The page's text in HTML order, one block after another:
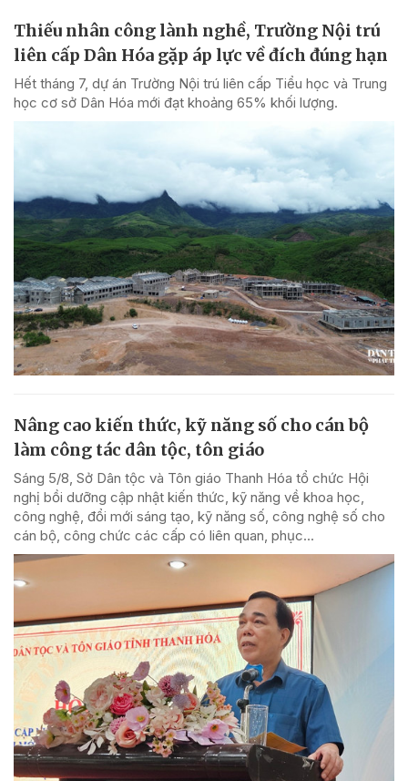
Thiếu nhân công lành nghề, Trường Nội trú
liên cấp Dân Hóa gặp áp lực về đích đúng hạn
Hết tháng 7, dự án Trường Nội trú liên cấp Tiểu học và Trung
học cơ sở Dân Hóa mới đạt khoảng 65% khối lượng.
Nâng cao kiến thức, kỹ năng số cho cán bộ
làm công tác dân tộc, tôn giáo
Sáng 5/8, Sở Dân tộc và Tôn giáo Thanh Hóa tổ chức Hội
nghị bồi dưỡng cập nhật kiến thức, kỹ năng về khoa học,
công nghệ, đổi mới sáng tạo, kỹ năng số, công nghệ số cho
cán bộ, công chức các cấp có liên quan, phục...